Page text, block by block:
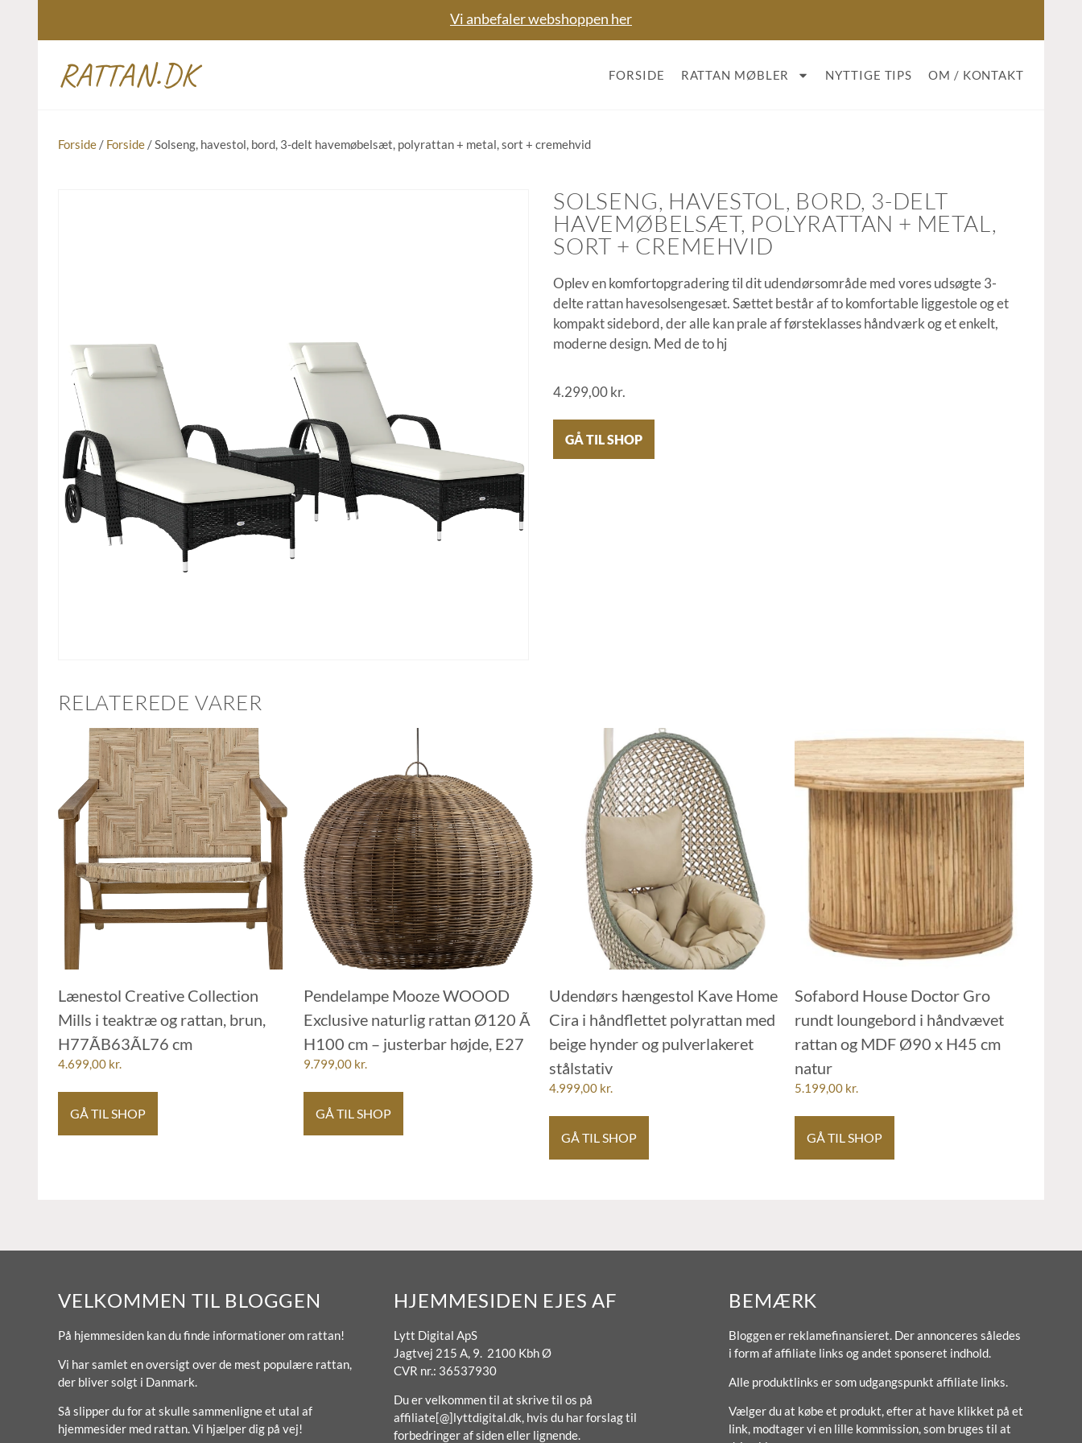
Vi anbefaler webshoppen her
RATTAN.DK FORSIDE RATTAN MØBLER NYTTIGE TIPS OM / KONTAKT
Forside / Forside / Solseng, havestol, bord, 3-delt havemøbelsæt, polyrattan + metal, sort + cremehvid
SOLSENG, HAVESTOL, BORD, 3-DELT
HAVEMØBELSÆT, POLYRATTAN + METAL,
SORT + CREMEHVID
Oplev en komfortopgradering til dit udendørsområde med vores udsøgte 3-
delte rattan havesolsengesæt. Sættet består af to komfortable liggestole og et
kompakt sidebord, der alle kan prale af førsteklasses håndværk og et enkelt,
moderne design. Med de to hj
4.299,00kr.
GÅ TIL SHOP
RELATEREDE VARER
Lænestol Creative Collection
Mills i teaktræ og rattan, brun,
H77ÃB63ÃL76 cm
4.699,00 kr.
GÅ TIL SHOP
Pendelampe Mooze WOOOD
Exclusive naturlig rattan Ø120 Ã
H100 cm – justerbar højde, E27
9.799,00 kr.
GÅ TIL SHOP
Udendørs hængestol Kave Home
Cira i håndflettet polyrattan med
beige hynder og pulverlakeret
stålstativ
4.999,00 kr.
GÅ TIL SHOP
Sofabord House Doctor Gro
rundt loungebord i håndvævet
rattan og MDF Ø90 x H45 cm
natur
5.199,00 kr.
GÅ TIL SHOP
VELKOMMEN TIL BLOGGEN
På hjemmesiden kan du finde informationer om rattan!
Vi har samlet en oversigt over de mest populære rattan,
der bliver solgt i Danmark.
Så slipper du for at skulle sammenligne et utal af
hjemmesider med rattan. Vi hjælper dig på vej!
HJEMMESIDEN EJES AF
Lytt Digital ApS
Jagtvej 215 A, 9. 2100 Kbh Ø
CVR nr.: 36537930
Du er velkommen til at skrive til os på
affiliate[@]lyttdigital.dk, hvis du har forslag til
forbedringer af siden eller lignende.
BEMÆRK
Bloggen er reklamefinansieret. Der annonceres således
i form af affiliate links og andet sponseret indhold.
Alle produktlinks er som udgangspunkt affiliate links.
Vælger du at købe et produkt, efter at have klikket på et
link, modtager vi en lille kommission, som bruges til at